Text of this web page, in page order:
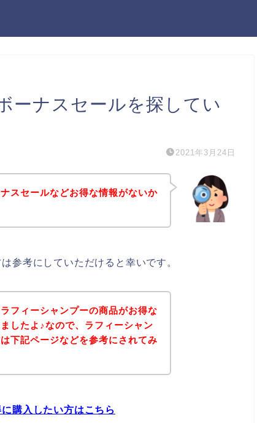
ーナスセールを探してい
2021年3月24日
スセールなどお得な情報がないか
参考にしていただけると幸いです。
フィーシャンプーの商品がお得な
したよ♪なので、ラフィーシャン
下記ページなどを参考にされてみ
購入したい方はこちら